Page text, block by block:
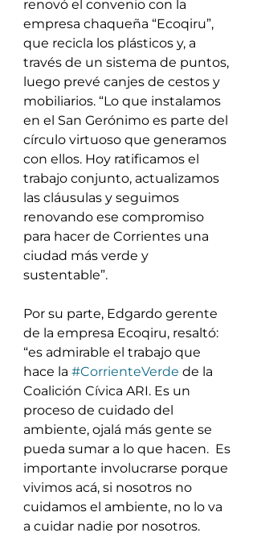
renovó el convenio con la
empresa chaqueña “Ecoqiru”,
que recicla los plásticos y, a
través de un sistema de puntos,
luego prevé canjes de cestos y
mobiliarios. “Lo que instalamos
en el San Gerónimo es parte del
círculo virtuoso que generamos
con ellos. Hoy ratificamos el
trabajo conjunto, actualizamos
las cláusulas y seguimos
renovando ese compromiso
para hacer de Corrientes una
ciudad más verde y
sustentable”.
Por su parte, Edgardo gerente
de la empresa Ecoqiru, resaltó:
“es admirable el trabajo que
hace la #CorrienteVerde de la
Coalición Cívica ARI. Es un
proceso de cuidado del
ambiente, ojalá más gente se
pueda sumar a lo que hacen.  Es
importante involucrarse porque
vivimos acá, si nosotros no
cuidamos el ambiente, no lo va
a cuidar nadie por nosotros.